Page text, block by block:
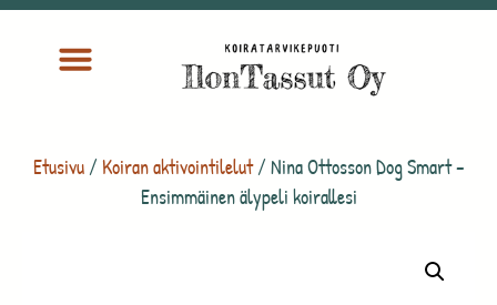
Etusivu/Koiran aktivointilelut/ Nina Ottosson Dog Smart –
Ensimmäinen älypeli koirallesi